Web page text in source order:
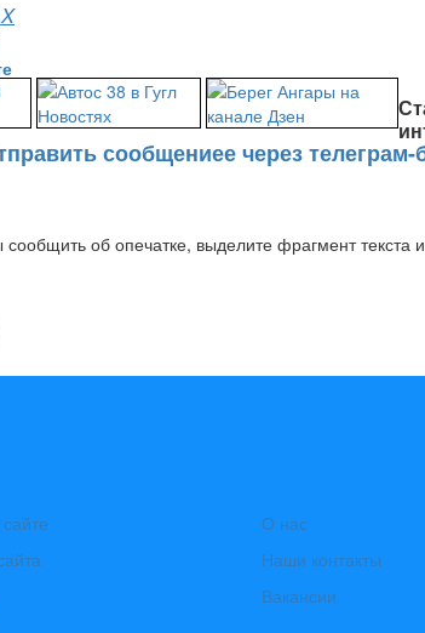
сообщить об опечатке, выделите фрагмент текста
О нас
Наши контакты
Вакансии